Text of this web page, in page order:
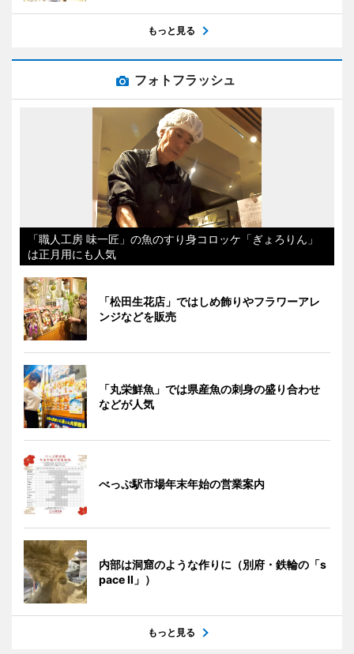
もっと見る
フォトフラッシュ
「職人工房 味一匠」の魚のすり身コロッケ「ぎょろりん」
は正月用にも人気
「松田生花店」ではしめ飾りやフラワーアレ
ンジなどを販売
「丸栄鮮魚」では県産魚の刺身の盛り合わせ
などが人気
べっぷ駅市場年末年始の営業案内
内部は洞窟のような作りに（別府・鉄輪の「s
pace II」）
もっと見る